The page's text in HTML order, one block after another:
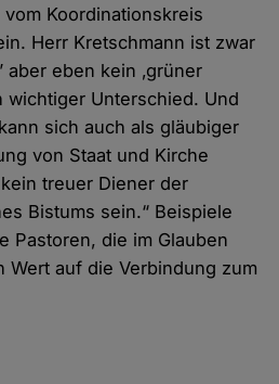
Koordinationskreis
Herr Kretschmann ist zwar
aber eben kein ‚grüner
wichtiger Unterschied. Und
sich auch als gläubiger
von Staat und Kirche
treuer Diener der
Bistums sein.“ Beispiele
Pastoren, die im Glauben
Wert auf die Verbindung zum